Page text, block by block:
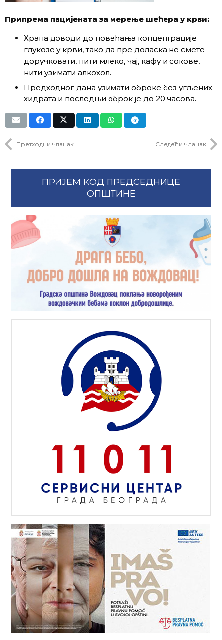
Припрема пацијената за мерење шећера у крви:
Храна доводи до повећања концентрације
глукозе у крви, тако да пре доласка не смете
доручковати, пити млеко, чај, кафу и сокове,
нити узимати алкохол.
Предходног дана узимати оброке без угљених
хидрата и последњи оброк је до 20 часова.
Претходни чланак Следећи чланак
ПРИЈЕМ КОД ПРЕДСЕДНИЦЕ
ОПШТИНЕ